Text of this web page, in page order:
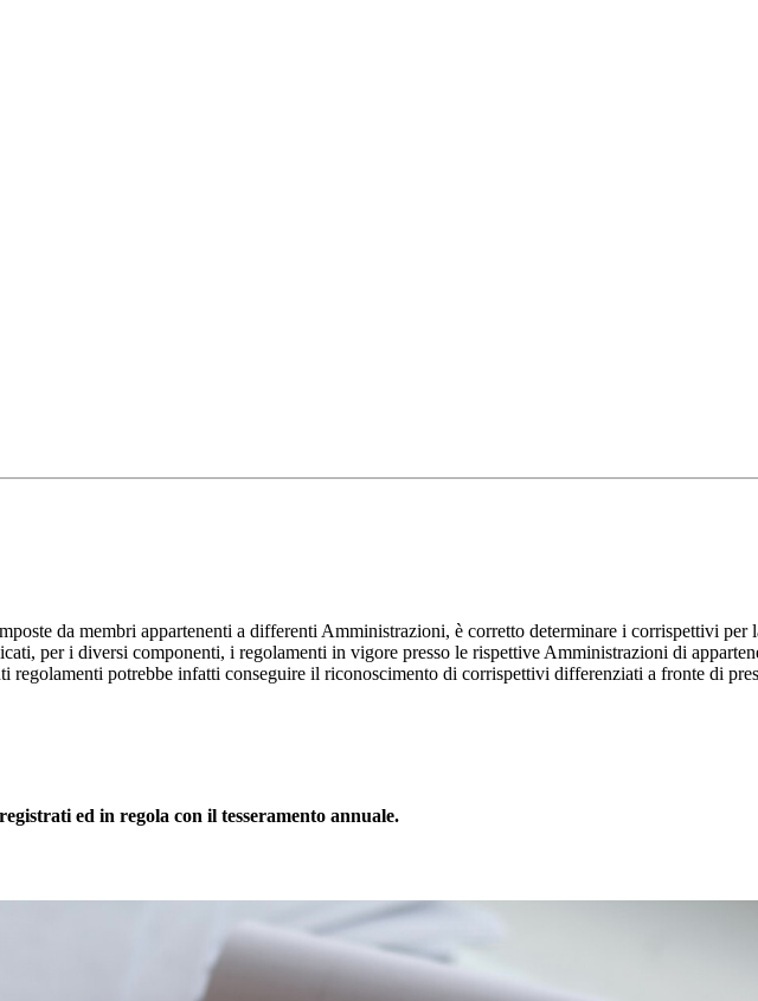
da membri appartenenti a differenti Amministrazioni, è corretto determinare i corrispettivi per
per i diversi componenti, i regolamenti in vigore presso le rispettive Amministrazioni di
potrebbe infatti conseguire il riconoscimento di corrispettivi differenziati a fronte di
ed in regola con il tesseramento annuale.